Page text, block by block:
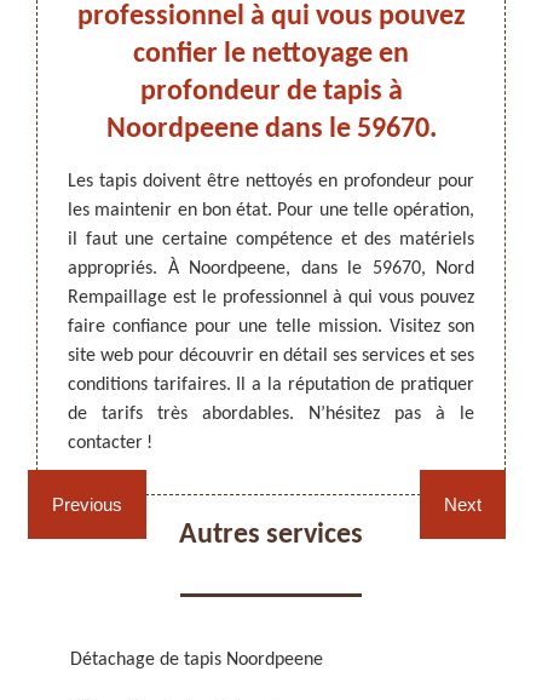
ARTISAN DEZITTER
CANNAGE - RECOLLAGE, 59 NORD
Rempaillage fauteuil,
chaises et sièges 59
Cannage fauteuil, chaises
et sièges 59
Previous
il est
qui a
sera
à la
en
vous
professionnel à qui vous pouvez
confier le nettoyage en
profondeur de tapis à
Noordpeene dans le 59670.
Les tapis doivent être nettoyés en profondeur pour
les maintenir en bon état. Pour une telle opération,
il faut une certaine compétence et des matériels
appropriés. À Noordpeene, dans le 59670, Nord
Rempaillage est le professionnel à qui vous pouvez
faire confiance pour une telle mission. Visitez son
site web pour découvrir en détail ses services et ses
conditions tarifaires. Il a la réputation de pratiquer
de tarifs très abordables. N’hésitez pas à le
contacter !
et
Un
Un
le
qui
la
Next
Autres services
Détachage de tapis Noordpeene